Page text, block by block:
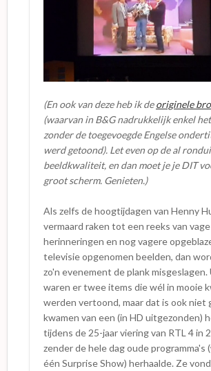
(En ook van deze heb ik deoriginele
(waarvan in B&G nadrukkelijk enkel
zonder de toegevoegde Engelse
werd getoond). Let even op de al
beeldkwaliteit, en dan moet je je DIT
groot scherm. Genieten.)
Als zelfs de hoogtijdagen van Henny
vermaard raken tot een reeks van vage
herinneringen en nog vagere
televisie opgenomen beelden, dan
zo'n evenement de plank
waren er twee items die wél in mooie
werden vertoond, maar dat is ook niet
kwamen van een (in HD uitgezonden)
tijdens de 25-jaar viering van RTL 4 in
zender de hele dag oude programma's
één Surprise Show) herhaalde. Ze